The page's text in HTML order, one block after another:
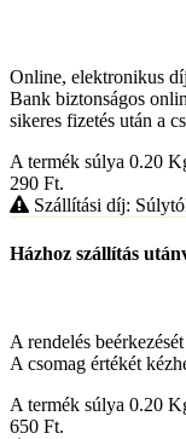
Online, elektronikus
Bank biztonságos
sikeres fizetés után a
A termék súlya 0.20
290 Ft.
Szállítási díj:
Házhoz szállítás
A rendelés
A csomag értékét
A termék súlya 0.20
650 Ft.